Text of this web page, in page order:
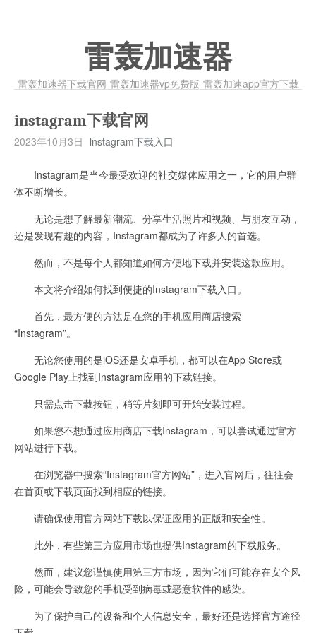
雷轰加速器
雷轰加速器下载官网-雷轰加速器vp免费版-雷轰加速app官方下载
instagram下载官网
2023年10月3日 lnstagram下载入口
Instagram是当今最受欢迎的社交媒体应用之一，它的用户群
体不断增长。
无论是想了解最新潮流、分享生活照片和视频、与朋友互动，
还是发现有趣的内容，Instagram都成为了许多人的首选。
然而，不是每个人都知道如何方便地下载并安装这款应用。
本文将介绍如何找到便捷的Instagram下载入口。
首先，最方便的方法是在您的手机应用商店搜索
“Instagram”。
无论您使用的是iOS还是安卓手机，都可以在App Store或
Google Play上找到Instagram应用的下载链接。
只需点击下载按钮，稍等片刻即可开始安装过程。
如果您不想通过应用商店下载Instagram，可以尝试通过官方
网站进行下载。
在浏览器中搜索“Instagram官方网站”，进入官网后，往往会
在首页或下载页面找到相应的链接。
请确保使用官方网站下载以保证应用的正版和安全性。
此外，有些第三方应用市场也提供Instagram的下载服务。
然而，建议您谨慎使用第三方市场，因为它们可能存在安全风
险，可能会导致您的手机受到病毒或恶意软件的感染。
为了保护自己的设备和个人信息安全，最好还是选择官方途径